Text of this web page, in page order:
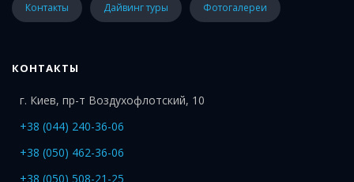
Контакты Дайвинг туры Фотогалереи
КОНТАКТЫ
г. Киев, пр-т Воздухофлотский, 10
+38 (044) 240-36-06
+38 (050) 462-36-06
+38 (050) 508-21-25